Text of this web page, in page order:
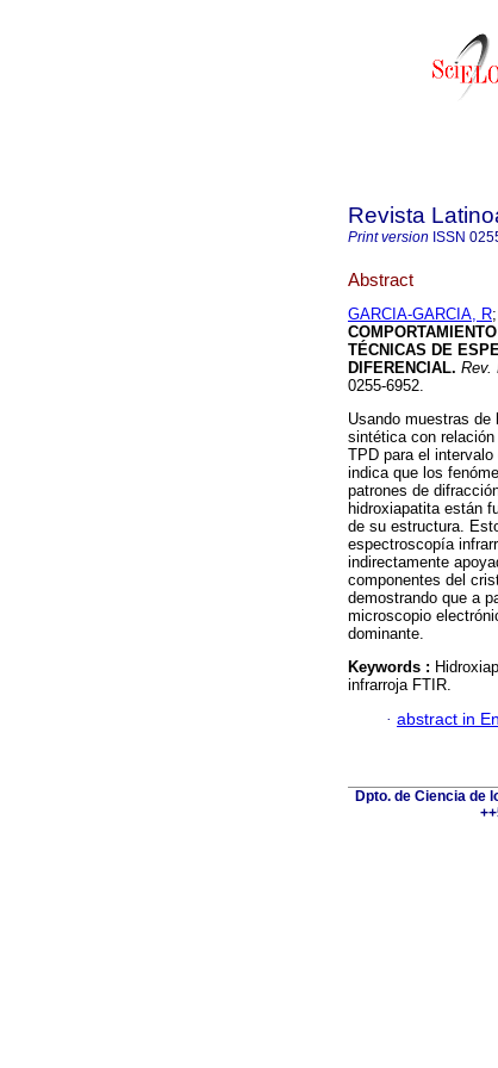
Revista
Print version ISSN
Abstract
GARCIA-GARCIA, R;
TÉCNICAS DE
DIFERENCIAL. Rev.
0255-6952.
Usando muestras de
sintética con
TPD para el
indica que los
patrones de
hidroxiapatita están
de su estructura.
espectroscopía
indirectamente
componentes del
demostrando que a
microscopio
dominante.
Keywords :
infrarroja FTIR.
· abstract in
Dpto. de Ciencia de